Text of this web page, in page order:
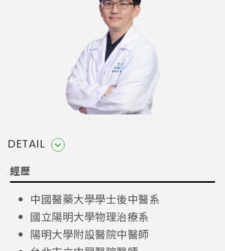
DETAIL
經歷
中國醫藥大學學士後中醫系
國立陽明大學物理治療系
陽明大學附設醫院中醫師